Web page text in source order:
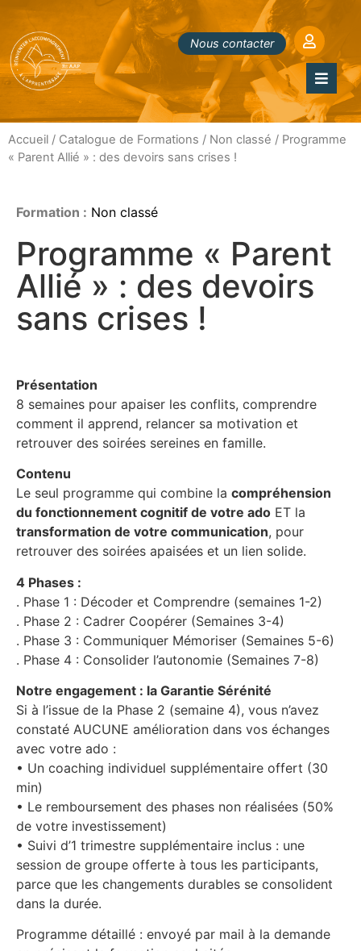
Nous contacter
Accueil / Catalogue de Formations / Non classé / Programme
« Parent Allié » : des devoirs sans crises !
Formation : Non classé
Programme « Parent
Allié » : des devoirs
sans crises !
Présentation
8 semaines pour apaiser les conflits, comprendre
comment il apprend, relancer sa motivation et
retrouver des soirées sereines en famille.
Contenu
Le seul programme qui combine la compréhension
du fonctionnement cognitif de votre ado ET la
transformation de votre communication, pour
retrouver des soirées apaisées et un lien solide.
4 Phases :
. Phase 1 : Décoder et Comprendre (semaines 1-2)
. Phase 2 : Cadrer Coopérer (Semaines 3-4)
. Phase 3 : Communiquer Mémoriser (Semaines 5-6)
. Phase 4 : Consolider l’autonomie (Semaines 7-8)
Notre engagement : la Garantie Sérénité
Si à l’issue de la Phase 2 (semaine 4), vous n’avez
constaté AUCUNE amélioration dans vos échanges
avec votre ado :
• Un coaching individuel supplémentaire offert (30
min)
• Le remboursement des phases non réalisées (50%
de votre investissement)
• Suivi d’1 trimestre supplémentaire inclus : une
session de groupe offerte à tous les participants,
parce que les changements durables se consolident
dans la durée.
Programme détaillé : envoyé par mail à la demande